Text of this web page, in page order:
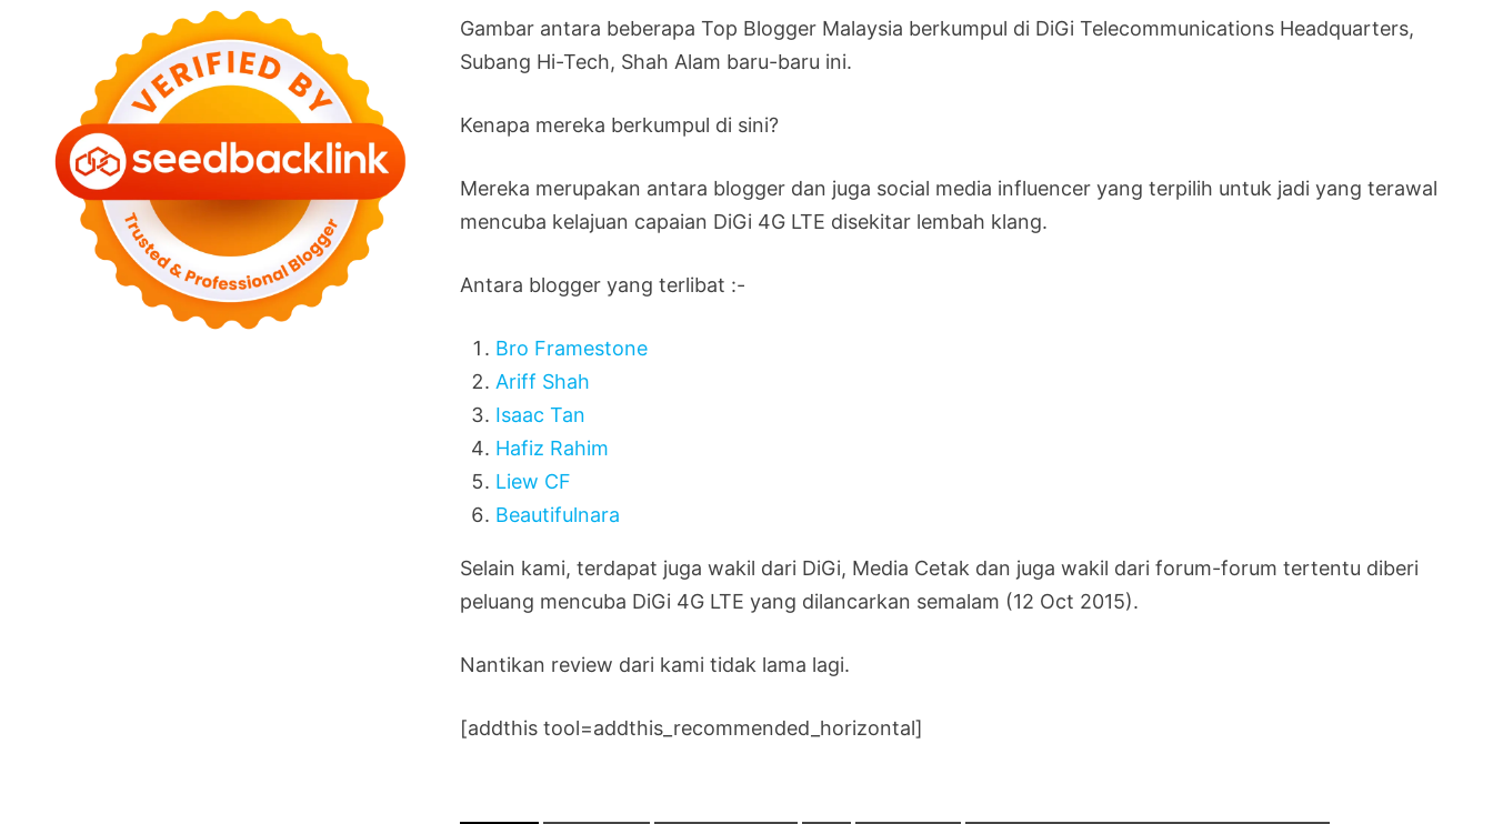
Gambar antara beberapa Top Blogger Malaysia berkumpul di DiGi Telecommunications Headquarters,
Subang Hi-Tech, Shah Alam baru-baru ini.
Kenapa mereka berkumpul di sini?
Mereka merupakan antara blogger dan juga social media influencer yang terpilih untuk jadi yang terawal
mencuba kelajuan capaian DiGi 4G LTE disekitar lembah klang.
Antara blogger yang terlibat :-
Bro Framestone
Ariff Shah
Isaac Tan
Hafiz Rahim
Liew CF
Beautifulnara
Selain kami, terdapat juga wakil dari DiGi, Media Cetak dan juga wakil dari forum-forum tertentu diberi
peluang mencuba DiGi 4G LTE yang dilancarkan semalam (12 Oct 2015).
Nantikan review dari kami tidak lama lagi.
[addthis tool=addthis_recommended_horizontal]